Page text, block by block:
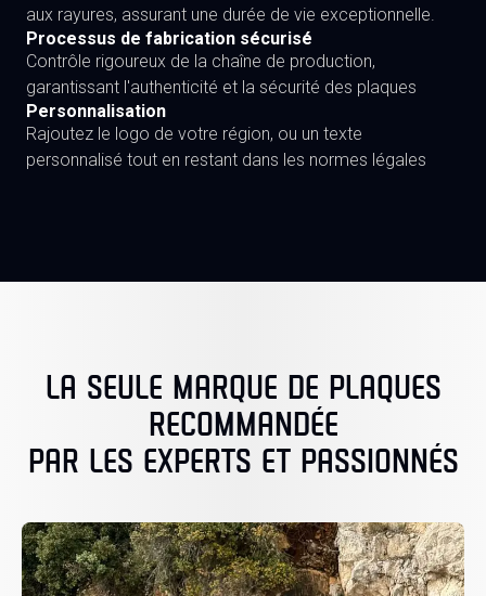
aux rayures, assurant une durée de vie exceptionnelle.
Processus de fabrication sécurisé
Contrôle rigoureux de la chaîne de production,
garantissant l'authenticité et la sécurité des plaques
Personnalisation
Rajoutez le logo de votre région, ou un texte
personnalisé tout en restant dans les normes légales
LA SEULE MARQUE DE PLAQUES
RECOMMANDÉE
PAR LES EXPERTS ET PASSIONNÉS